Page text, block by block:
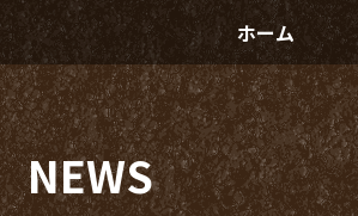
ホーム
NEWS